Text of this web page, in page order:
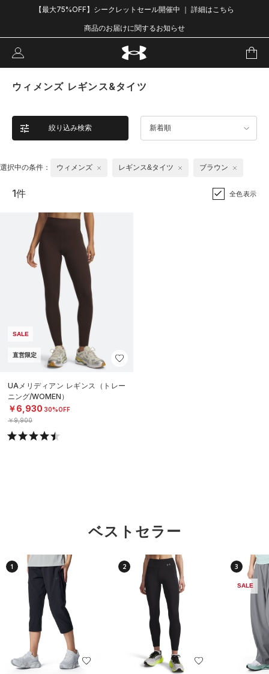
【最大75%OFF】シークレットセール開催中 ｜ 詳細はこちら
商品のお届けに関するお知らせ
ウィメンズ レギンス&タイツ
絞り込み検索 新着順
選択中の条件： ウィメンズ レギンス&タイツ ブラウン
1件 全色表示
SALE
直営限定
UAメリディアン レギンス（トレー
ニング/WOMEN）
￥6,930 30%OFF
￥9,900
ベストセラー
1 2 3
SALE